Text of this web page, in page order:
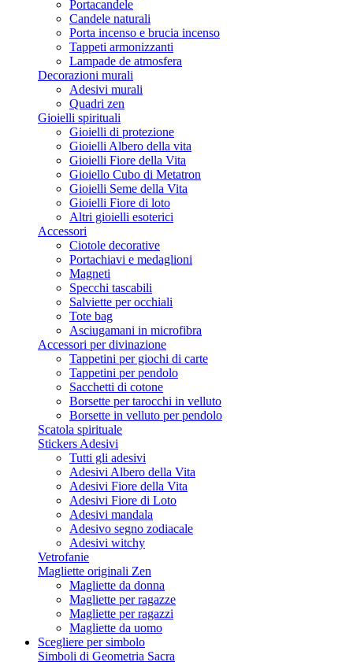
Portacandele
Candele naturali
Porta incenso e brucia incenso
Tappeti armonizzanti
Lampade de atmosfera
Decorazioni murali
Adesivi murali
Quadri zen
Gioielli spirituali
Gioielli di protezione
Gioielli Albero della vita
Gioielli Fiore della Vita
Gioiello Cubo di Metatron
Gioielli Seme della Vita
Gioielli Fiore di loto
Altri gioielli esoterici
Accessori
Ciotole decorative
Portachiavi e medaglioni
Magneti
Specchi tascabili
Salviette per occhiali
Tote bag
Asciugamani in microfibra
Accessori per divinazione
Tappetini per giochi di carte
Tappetini per pendolo
Sacchetti di cotone
Borsette per tarocchi in velluto
Borsette in velluto per pendolo
Scatola spirituale
Stickers Adesivi
Tutti gli adesivi
Adesivi Albero della Vita
Adesivi Fiore della Vita
Adesivi Fiore di Loto
Adesivi mandala
Adesivo segno zodiacale
Adesivi witchy
Vetrofanie
Magliette originali Zen
Magliette da donna
Magliette per ragazze
Magliette per ragazzi
Magliette da uomo
Scegliere per simbolo
Simboli di Geometria Sacra